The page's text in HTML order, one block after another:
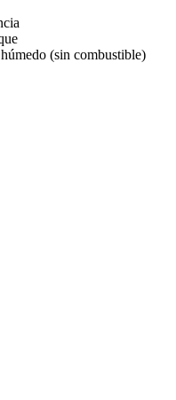
(sin combustible)